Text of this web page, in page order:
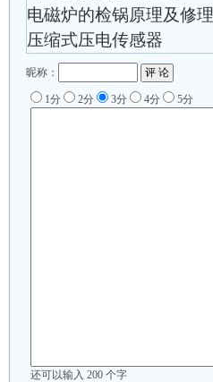
电磁炉的检锅原理及修理
压缩式压电传感器
昵称：
1分 2分 3分 4分 5分
还可以输入 200 个字